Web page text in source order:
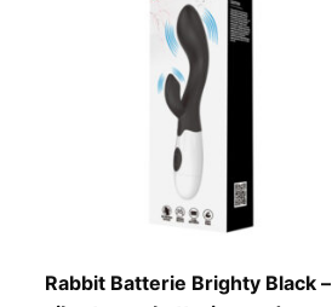
Rabbit Batterie Brighty Black –